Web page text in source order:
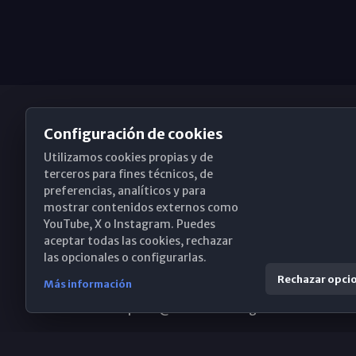
Obispado de Málaga
Santa María, 18-20. 29015 Málaga
(+34) 952 224 386
Configuración de cookies
Utilizamos cookies propias y de
terceros para fines técnicos, de
preferencias, analíticos y para
mostrar contenidos externos como
YouTube, X o Instagram. Puedes
aceptar todas las cookies, rechazar
las opcionales o configurarlas.
Más información Rechazar